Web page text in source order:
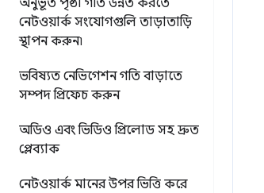
অনুভূত পৃষ্ঠা গতি উন্নত করতে
নেটওয়ার্ক সংযোগগুলি তাড়াতাড়ি
স্থাপন করুন৷
ভবিষ্যত নেভিগেশন গতি বাড়াতে
সম্পদ প্রিফেচ করুন
অডিও এবং ভিডিও প্রিলোড সহ দ্রুত
প্লেব্যাক
নেটওয়ার্ক মানের উপর ভিত্তি করে